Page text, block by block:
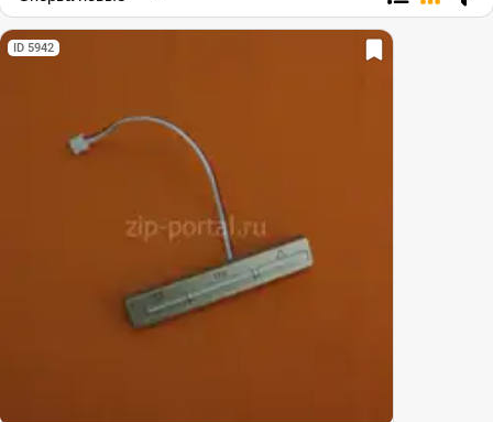
ID 5942